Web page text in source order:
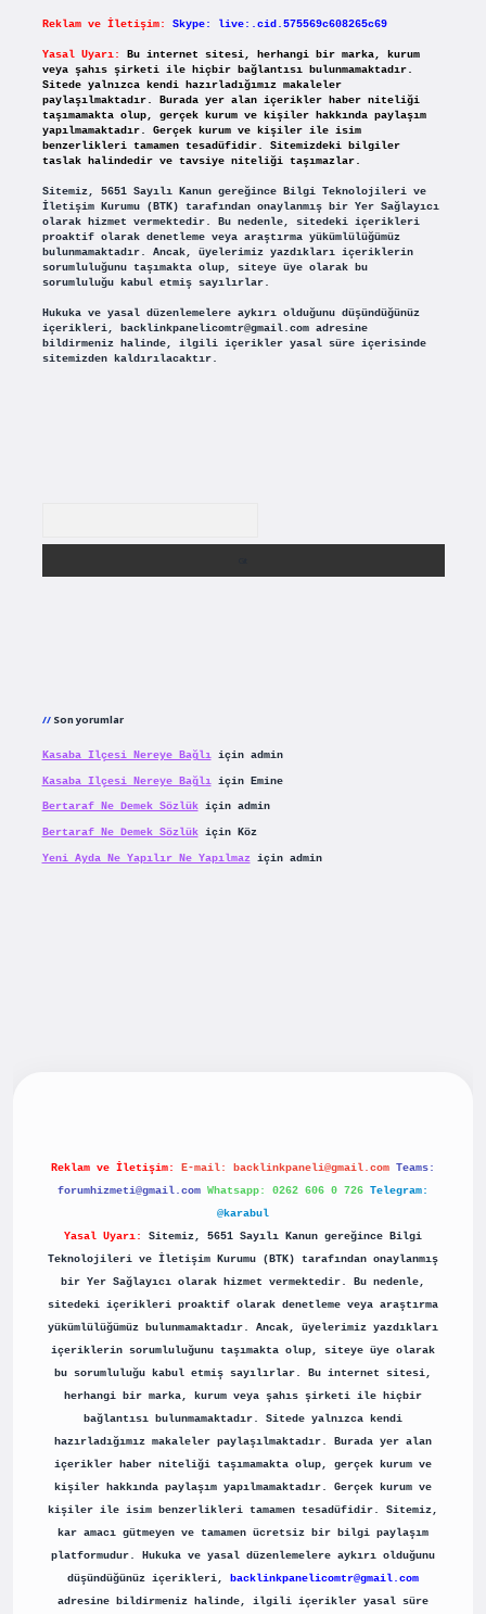
Reklam ve İletişim: Skype: live:.cid.575569c608265c69
Yasal Uyarı:
Bu internet sitesi, herhangi bir marka, kurum
veya şahıs şirketi ile hiçbir bağlantısı bulunmamaktadır.
Sitede yalnızca kendi hazırladığımız makaleler
paylaşılmaktadır. Burada yer alan içerikler haber niteliği
taşımamakta olup, gerçek kurum ve kişiler hakkında paylaşım
yapılmamaktadır. Gerçek kurum ve kişiler ile isim
benzerlikleri tamamen tesadüfidir. Sitemizdeki bilgiler
taslak halindedir ve tavsiye niteliği taşımazlar.
Sitemiz, 5651 Sayılı Kanun gereğince Bilgi Teknolojileri ve
İletişim Kurumu (BTK) tarafından onaylanmış bir Yer Sağlayıcı
olarak hizmet vermektedir. Bu nedenle, sitedeki içerikleri
proaktif olarak denetleme veya araştırma yükümlülüğümüz
bulunmamaktadır. Ancak, üyelerimiz yazdıkları içeriklerin
sorumluluğunu taşımakta olup, siteye üye olarak bu
sorumluluğu kabul etmiş sayılırlar.
Hukuka ve yasal düzenlemelere aykırı olduğunu düşündüğünüz
içerikleri, backlinkpanelicomtr@gmail.comadresine
bildirmeniz halinde, ilgili içerikler yasal süre içerisinde
sitemizden kaldırılacaktır.
Son yorumlar
Kasaba Ilçesi Nereye Bağlıiçin admin
Kasaba Ilçesi Nereye Bağlıiçin Emine
Bertaraf Ne Demek Sözlükiçin admin
Bertaraf Ne Demek Sözlükiçin Köz
Yeni Ayda Ne Yapılır Ne Yapılmaziçin admin
Reklam ve İletişim: E-mail: backlinkpaneli@gmail.com Teams:
forumhizmeti@gmail.com Whatsapp: 0262 606 0 726 Telegram:
@karabul
Yasal Uyarı:
Sitemiz, 5651 Sayılı Kanun gereğince Bilgi
Teknolojileri ve İletişim Kurumu (BTK) tarafından onaylanmış
bir Yer Sağlayıcı olarak hizmet vermektedir. Bu nedenle,
sitedeki içerikleri proaktif olarak denetleme veya araştırma
yükümlülüğümüz bulunmamaktadır. Ancak, üyelerimiz yazdıkları
içeriklerin sorumluluğunu taşımakta olup, siteye üye olarak
bu sorumluluğu kabul etmiş sayılırlar. Bu internet sitesi,
herhangi bir marka, kurum veya şahıs şirketi ile hiçbir
bağlantısı bulunmamaktadır. Sitede yalnızca kendi
hazırladığımız makaleler paylaşılmaktadır. Burada yer alan
içerikler haber niteliği taşımamakta olup, gerçek kurum ve
kişiler hakkında paylaşım yapılmamaktadır. Gerçek kurum ve
kişiler ile isim benzerlikleri tamamen tesadüfidir. Sitemiz,
kar amacı gütmeyen ve tamamen ücretsiz bir bilgi paylaşım
platformudur. Hukuka ve yasal düzenlemelere aykırı olduğunu
düşündüğünüz içerikleri,
backlinkpanelicomtr@gmail.com
adresine bildirmeniz halinde, ilgili içerikler yasal süre